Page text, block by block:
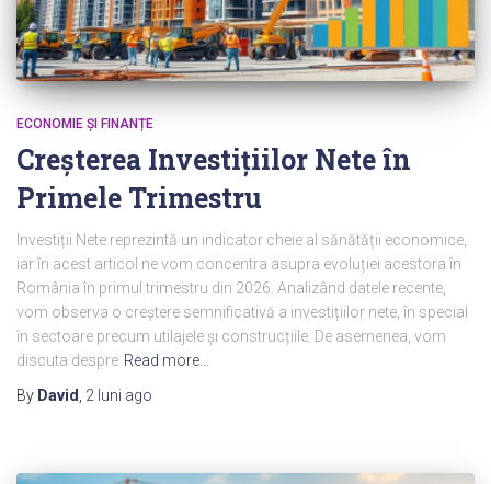
ECONOMIE ȘI FINANȚE
Creșterea Investițiilor Nete în
Primele Trimestru
Investiții Nete reprezintă un indicator cheie al sănătății economice,
iar în acest articol ne vom concentra asupra evoluției acestora în
România în primul trimestru din 2026. Analizând datele recente,
vom observa o creștere semnificativă a investițiilor nete, în special
în sectoare precum utilajele și construcțiile. De asemenea, vom
discuta despre Read more…
By David 2 luni ago